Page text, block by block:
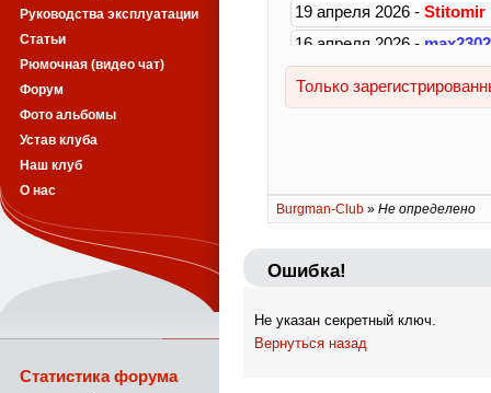
Burgman-Club » Не определено
Ошибка!
Не указан секретный ключ.
Вернуться назад
Руководства эксплуатации
Статьи
Рюмочная (видео чат)
Форум
Фото альбомы
Устав клуба
Наш клуб
О нас
Статистика форума